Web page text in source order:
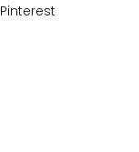
Pinterest